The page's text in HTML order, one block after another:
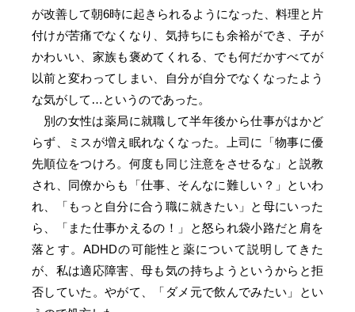
が改善して朝6時に起きられるようになった、料理と片
付けが苦痛でなくなり、気持ちにも余裕ができ、子が
かわいい、家族も褒めてくれる、でも何だかすべてが
以前と変わってしまい、自分が自分でなくなったよう
な気がして…というのであった。
別の女性は薬局に就職して半年後から仕事がはかど
らず、ミスが増え眠れなくなった。上司に「物事に優
先順位をつけろ。何度も同じ注意をさせるな」と説教
され、同僚からも「仕事、そんなに難しい？」といわ
れ、「もっと自分に合う職に就きたい」と母にいった
ら、「また仕事かえるの！」と怒られ袋小路だと肩を
落とす。ADHDの可能性と薬について説明してきた
が、私は適応障害、母も気の持ちようというからと拒
否していた。やがて、「ダメ元で飲んでみたい」とい